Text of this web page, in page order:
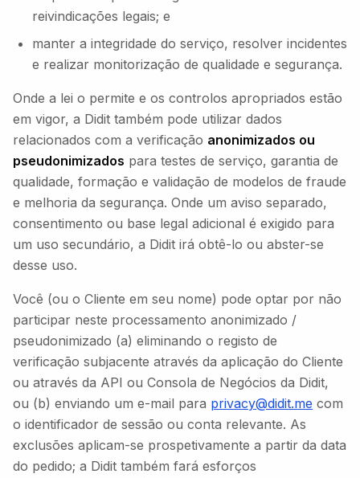
reivindicações legais; e
manter a integridade do serviço, resolver incidentes
e realizar monitorização de qualidade e segurança.
Onde a lei o permite e os controlos apropriados estão
em vigor, a Didit também pode utilizar dados
relacionados com a verificação anonimizados ou
pseudonimizados para testes de serviço, garantia de
qualidade, formação e validação de modelos de fraude
e melhoria da segurança. Onde um aviso separado,
consentimento ou base legal adicional é exigido para
um uso secundário, a Didit irá obtê-lo ou abster-se
desse uso.
Você (ou o Cliente em seu nome) pode optar por não
participar neste processamento anonimizado /
pseudonimizado (a) eliminando o registo de
verificação subjacente através da aplicação do Cliente
ou através da API ou Consola de Negócios da Didit,
ou (b) enviando um e-mail para privacy@didit.me com
o identificador de sessão ou conta relevante. As
exclusões aplicam-se prospetivamente a partir da data
do pedido; a Didit também fará esforços